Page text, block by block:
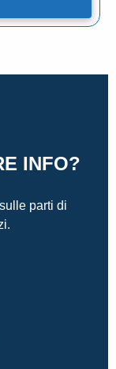
INFO?
parti di